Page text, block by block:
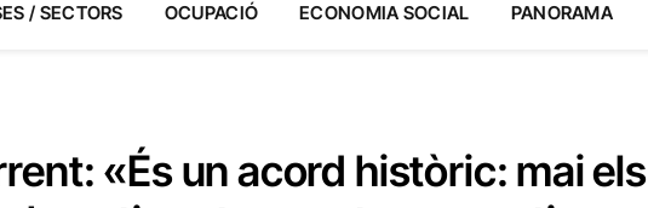
/ SECTORS OCUPACIÓ ECONOMIA SOCIAL PANORAMA
«És un acord històric: mai els